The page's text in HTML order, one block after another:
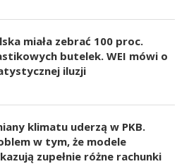
miała zebrać 100 proc.
butelek. WEI mówi o
iluzji
klimatu uderzą w PKB.
w tym, że modele
zupełnie różne rachunki